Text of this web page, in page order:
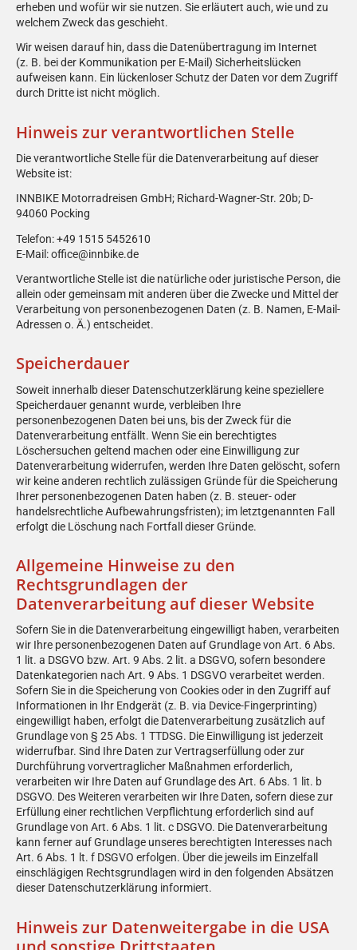
erheben und wofür wir sie nutzen. Sie erläutert auch, wie und zu
welchem Zweck das geschieht.
Wir weisen darauf hin, dass die Datenübertragung im Internet
(z. B. bei der Kommunikation per E-Mail) Sicherheitslücken
aufweisen kann. Ein lückenloser Schutz der Daten vor dem Zugriff
durch Dritte ist nicht möglich.
Hinweis zur verantwortlichen Stelle
Die verantwortliche Stelle für die Datenverarbeitung auf dieser
Website ist:
INNBIKE Motorradreisen GmbH; Richard-Wagner-Str. 20b; D-
94060 Pocking
Telefon: +49 1515 5452610
E-Mail: office@innbike.de
Verantwortliche Stelle ist die natürliche oder juristische Person, die
allein oder gemeinsam mit anderen über die Zwecke und Mittel der
Verarbeitung von personenbezogenen Daten (z. B. Namen, E-Mail-
Adressen o. Ä.) entscheidet.
Speicherdauer
Soweit innerhalb dieser Datenschutzerklärung keine speziellere
Speicherdauer genannt wurde, verbleiben Ihre
personenbezogenen Daten bei uns, bis der Zweck für die
Datenverarbeitung entfällt. Wenn Sie ein berechtigtes
Löschersuchen geltend machen oder eine Einwilligung zur
Datenverarbeitung widerrufen, werden Ihre Daten gelöscht, sofern
wir keine anderen rechtlich zulässigen Gründe für die Speicherung
Ihrer personenbezogenen Daten haben (z. B. steuer- oder
handelsrechtliche Aufbewahrungsfristen); im letztgenannten Fall
erfolgt die Löschung nach Fortfall dieser Gründe.
Allgemeine Hinweise zu den
Rechtsgrundlagen der
Datenverarbeitung auf dieser Website
Sofern Sie in die Datenverarbeitung eingewilligt haben, verarbeiten
wir Ihre personenbezogenen Daten auf Grundlage von Art. 6 Abs.
1 lit. a DSGVO bzw. Art. 9 Abs. 2 lit. a DSGVO, sofern besondere
Datenkategorien nach Art. 9 Abs. 1 DSGVO verarbeitet werden.
Sofern Sie in die Speicherung von Cookies oder in den Zugriff auf
Informationen in Ihr Endgerät (z. B. via Device-Fingerprinting)
eingewilligt haben, erfolgt die Datenverarbeitung zusätzlich auf
Grundlage von § 25 Abs. 1 TTDSG. Die Einwilligung ist jederzeit
widerrufbar. Sind Ihre Daten zur Vertragserfüllung oder zur
Durchführung vorvertraglicher Maßnahmen erforderlich,
verarbeiten wir Ihre Daten auf Grundlage des Art. 6 Abs. 1 lit. b
DSGVO. Des Weiteren verarbeiten wir Ihre Daten, sofern diese zur
Erfüllung einer rechtlichen Verpflichtung erforderlich sind auf
Grundlage von Art. 6 Abs. 1 lit. c DSGVO. Die Datenverarbeitung
kann ferner auf Grundlage unseres berechtigten Interesses nach
Art. 6 Abs. 1 lt. f DSGVO erfolgen. Über die jeweils im Einzelfall
einschlägigen Rechtsgrundlagen wird in den folgenden Absätzen
dieser Datenschutzerklärung informiert.
Hinweis zur Datenweitergabe in die USA